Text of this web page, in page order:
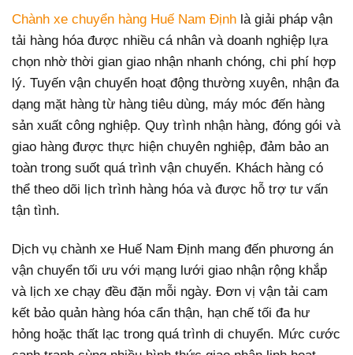
Chành xe chuyển hàng Huế Nam Định là giải pháp vận
tải hàng hóa được nhiều cá nhân và doanh nghiệp lựa
chọn nhờ thời gian giao nhận nhanh chóng, chi phí hợp
lý. Tuyến vận chuyển hoạt động thường xuyên, nhận đa
dạng mặt hàng từ hàng tiêu dùng, máy móc đến hàng
sản xuất công nghiệp. Quy trình nhận hàng, đóng gói và
giao hàng được thực hiện chuyên nghiệp, đảm bảo an
toàn trong suốt quá trình vận chuyển. Khách hàng có
thể theo dõi lịch trình hàng hóa và được hỗ trợ tư vấn
tận tình.
Dịch vụ chành xe Huế Nam Định mang đến phương án
vận chuyển tối ưu với mạng lưới giao nhận rộng khắp
và lịch xe chạy đều đặn mỗi ngày. Đơn vị vận tải cam
kết bảo quản hàng hóa cẩn thận, hạn chế tối đa hư
hỏng hoặc thất lạc trong quá trình di chuyển. Mức cước